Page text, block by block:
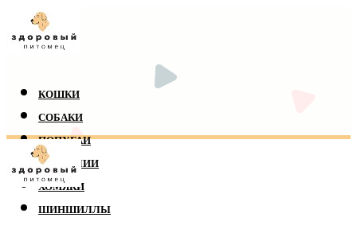
КОШКИ
СОБАКИ
ПОПУГАИ
РЕПТИЛИИ
ХОМЯКИ
ШИНШИЛЛЫ